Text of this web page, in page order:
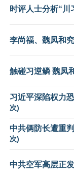
时评人士分析“川
李尚福、魏凤和
触碰习逆鳞 魏凤
习近平深陷权力
次)
中共俩防长遭重
次)
中共空军高层正